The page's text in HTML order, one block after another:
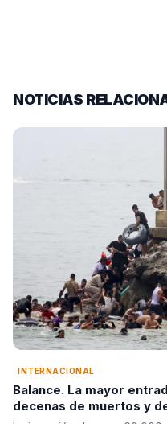
NOTICIAS
INTERNACIONAL
Balance. La mayor
decenas de muertos y